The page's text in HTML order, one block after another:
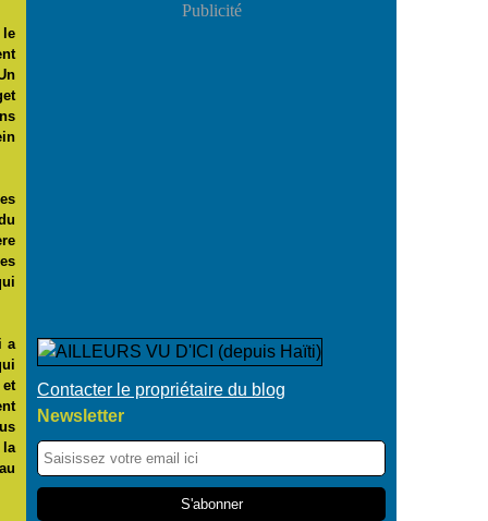
le
a
Publicité
Contacter le propriétaire du blog
Newsletter